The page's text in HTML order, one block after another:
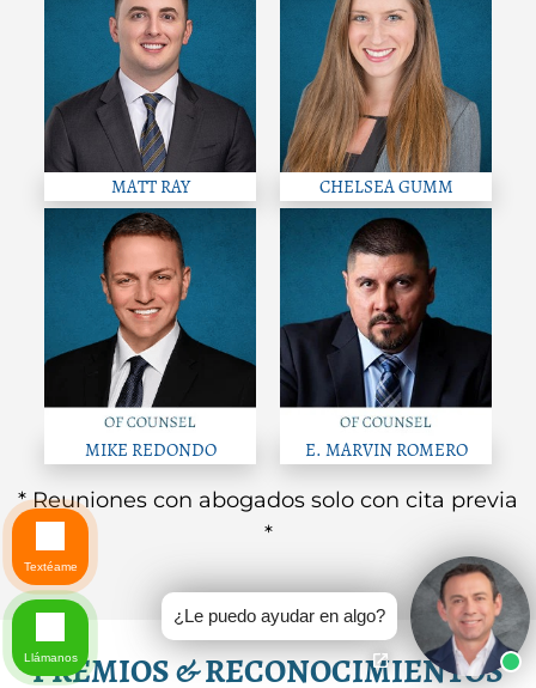
MATT RAY CHELSEA GUMM
MIKE REDONDO E. MARVIN ROMERO
* Reuniones con abogados solo con cita previa
*
PREMIOS & RECONOCIMIENTOS
¿Le puedo ayudar en algo?
Textéame
Llámanos